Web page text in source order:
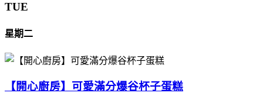
TUE
星期二
【開心廚房】可愛滿分爆谷杯子蛋糕